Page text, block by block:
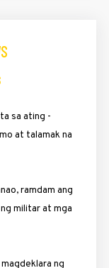
sa ating
at talamak na
ramdam ang
militar at mga
ng